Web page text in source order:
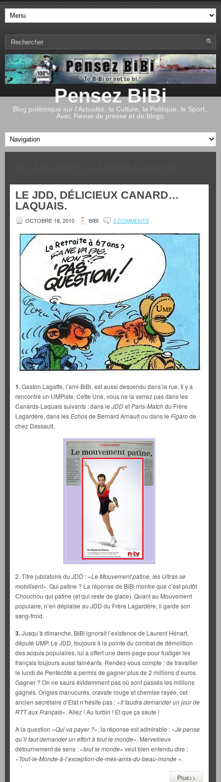
Pensez BiBi
Blog polémique sur l'Actualité, la Culture, la Politique, le Sport,.
Avec Revue de presse et de blogs.
LE JDD, DÉLICIEUX CANARD…
LAQUAIS.
OCTOBRE 18, 2010 BIBI 3 COMMENTS
1.Gaston Lagaffe, l’ami-BiBi, est aussi descendu dans la rue. Il y a
rencontré un UMPiste. Cette Une, vous ne la verrez pas dans les
Canards-Laquais suivants : dans le JDDetParis-Matchdu Frère
Lagardère, dans lesEchosde Bernard Arnault ou dans le Figarode
chez Dassault.
2. Titre jubilatoire du JDD : «Le Mouvement patine, les Ultras se
mobilisent». Qui patine ? La réponse de BiBi montre que c’est plutôt
Chouchou qui patine (et qui reste de glace). Quant au Mouvement
populaire, n’en déplaise au JDD du Frère Lagardère, il garde son
sang-froid.
3.Jusqu’à dimanche, BiBi ignorait l’existence de Laurent Hénart,
député UMP. Le JDD, toujours à la pointe du combat de démolition
des acquis populaires, lui a offert une demi-page pour fustiger les
français toujours aussi fainéants. Rendez-vous compte : de travailler
le lundi de Pentecôte a permis de gagner plus de 2 millions d’euros.
Gagner ? On ne saura évidemment pas où sont passés les millions
gagnés. Ongles manucurés, cravate rouge et chemise rayée, cet
ancien secrétaire d’Etat n’hésite pas : «Il faudra demander un jour de
RTT aux Français». Allez ! Au turbin ! Et que ça saute !
A la question «Qui va payer ?», la réponse est admirable : «Je pense
qu’il faut demander un effort à tout le monde». Merveilleux
détournement de sens : «tout le monde» veut bien entendu dire :
«Tout-le-Monde-à-l’exception-de-mes-amis-du-beau-monde ».
Plus>>